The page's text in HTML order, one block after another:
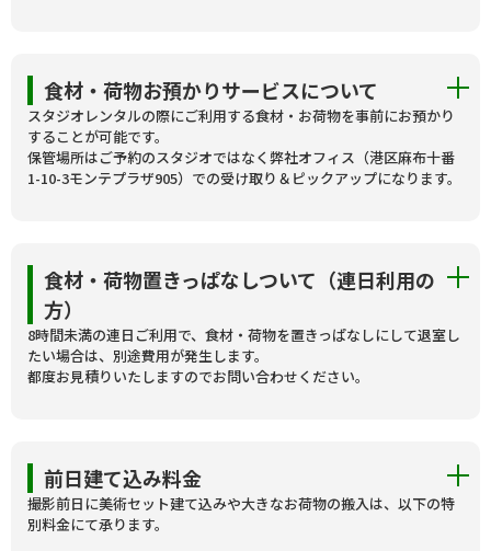
食材・荷物お預かりサービスについて
スタジオレンタルの際にご利用する食材・お荷物を事前にお預かり
することが可能です。
保管場所はご予約のスタジオではなく弊社オフィス（港区麻布十番
1-10-3モンテプラザ905）での受け取り＆ピックアップになります。
食材・荷物置きっぱなしついて（連日利用の
方）
8時間未満の連日ご利用で、食材・荷物を置きっぱなしにして退室し
たい場合は、別途費用が発生します。
都度お見積りいたしますのでお問い合わせください。
前日建て込み料金
撮影前日に美術セット建て込みや大きなお荷物の搬入は、以下の特
別料金にて承ります。